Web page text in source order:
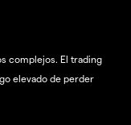
complejos. El trading
elevado de perder